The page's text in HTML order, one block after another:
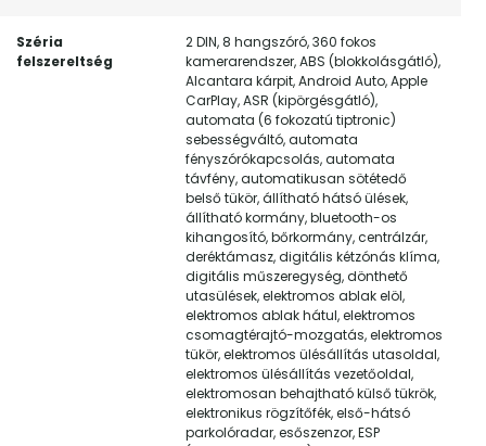
Széria
felszereltség
2 DIN, 8 hangszóró, 360 fokos
kamerarendszer, ABS (blokkolásgátló),
Alcantara kárpit, Android Auto, Apple
CarPlay, ASR (kipörgésgátló),
automata (6 fokozatú tiptronic)
sebességváltó, automata
fényszórókapcsolás, automata
távfény, automatikusan sötétedő
belső tükör, állítható hátsó ülések,
állítható kormány, bluetooth-os
kihangosító, bőrkormány, centrálzár,
deréktámasz, digitális kétzónás klíma,
digitális műszeregység, dönthető
utasülések, elektromos ablak elöl,
elektromos ablak hátul, elektromos
csomagtérajtó-mozgatás, elektromos
tükör, elektromos ülésállítás utasoldal,
elektromos ülésállítás vezetőoldal,
elektromosan behajtható külső tükrök,
elektronikus rögzítőfék, első-hátsó
parkolóradar, esőszenzor, ESP